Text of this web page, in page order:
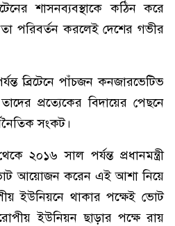
শাসনব্যবস্থাকে কঠিন করে
পরিবর্তন করলেই দেশের গভীর
ব্রিটেনে পাঁচজন কনজারভেটিভ
তাদের প্রত্যেকের বিদায়ের পেছনে
সংকট।
২০১৬ সাল পর্যন্ত প্রধানমন্ত্রী
আয়োজন করেন এই আশা নিয়ে
ইউনিয়নে থাকার পক্ষেই ভোট
ইউনিয়ন ছাড়ার পক্ষে রায়